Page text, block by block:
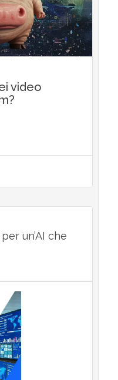
video
un’AI che